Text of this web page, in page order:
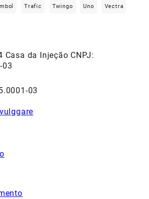
Trafic Twingo Uno Vectra
da Injeção CNPJ:
03
03